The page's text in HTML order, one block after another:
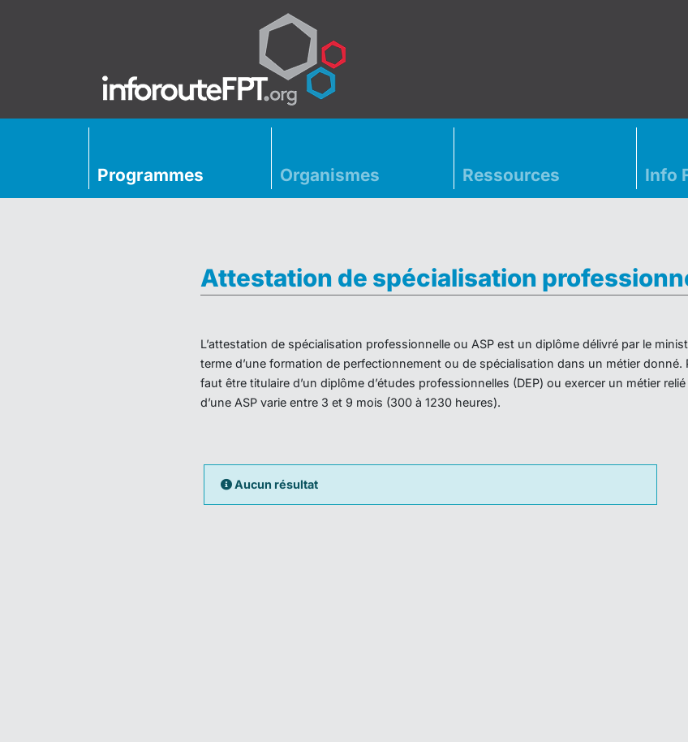
Programmes Organismes Ressources Info
Attestation de spécialisation
L’attestation de spécialisation professionnelle ou ASP est un diplôme délivré par le
terme d’une formation de perfectionnement ou de spécialisation dans un métier
faut être titulaire d’un diplôme d’études professionnelles (DEP) ou exercer un métier
d’une ASP varie entre 3 et 9 mois (300 à 1230 heures).
Aucun résultat